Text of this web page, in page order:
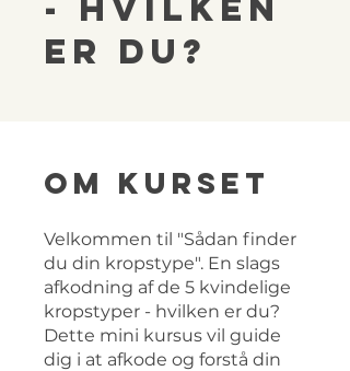
er du?
Om kurset
Velkommen til "Sådan finder
du din kropstype". En slags
afkodning af de 5 kvindelige
kropstyper - hvilken er du?
Dette mini kursus vil guide
dig i at afkode og forstå din